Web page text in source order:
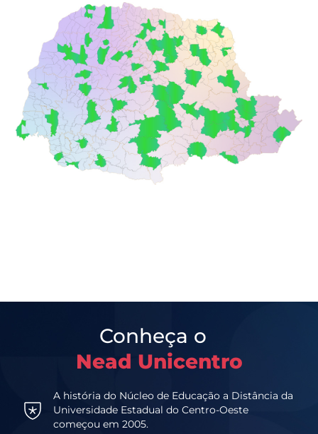
Conheça o
Nead Unicentro
A história do Núcleo de Educação a Distância da
Universidade Estadual do Centro-Oeste
começou em 2005.